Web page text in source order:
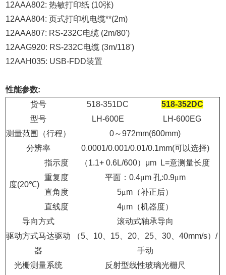
12AAA802: 热敏打印纸 (10张)
12AAA804: 页式打印机电缆**(2m)
12AAA807: RS-232C电缆 (2m/80')
12AAG920: RS-232C电缆 (3m/118')
12AAH035: USB-FDD装置
性能参数:
货号
518-351DC
518-352DC
型号
LH-600E
LH-600EG
测量范围（行程）
0～972mm(600mm)
分辨率
0.0001/0.001/0.01/0.1mm(可以选择)
度(20℃)
指示度 （1.1+ 0.6L/600） μm L=意测量长度
重复度
平面： 0.4μm 孔:0.9μm
直角度
5μm （补正后）
直线度
4μm （机器度）
导向方式
滚动式轴承导向
驱动方式马达驱动
器
（5 10 15 20 25 、30 、40mm/s）/
手动
光栅测量系统
反射型线性玻璃光栅尺